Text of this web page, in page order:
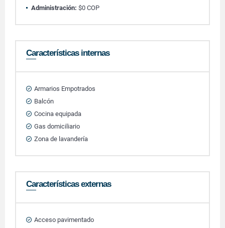
Administración: $0 COP
Características internas
Armarios Empotrados
Balcón
Cocina equipada
Gas domiciliario
Zona de lavandería
Características externas
Acceso pavimentado